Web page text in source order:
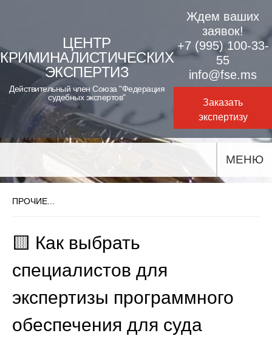
content
ЦЕНТР
КРИМИНАЛИСТИЧЕСКИХ
ЭКСПЕРТИЗ
Действительный член Союза "Федерация
судебных экспертов"
Ждем ваших
заявок!
+7 (995) 100-33-
55
info@fse.ms
Заказать
экспертизу
МЕНЮ
ПРОЧИЕ...
🟨 Как выбрать
специалистов для
экспертизы программного
обеспечения для суда